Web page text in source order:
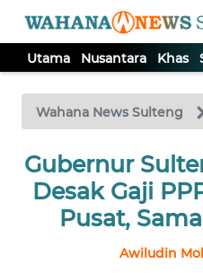
Utama Nusantara Khas
Wahana News Sulteng
Gubernur
Desak Gaji
Pusat,
Awiludin
TV
Tutup
UTAMA
NUSANTARA